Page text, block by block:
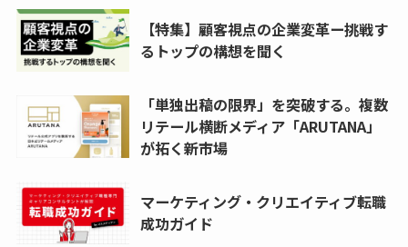
【特集】顧客視点の企業変革ー挑戦す
るトップの構想を聞く
「単独出稿の限界」を突破する。複数
リテール横断メディア「ARUTANA」
が拓く新市場
マーケティング・クリエイティブ転職
成功ガイド